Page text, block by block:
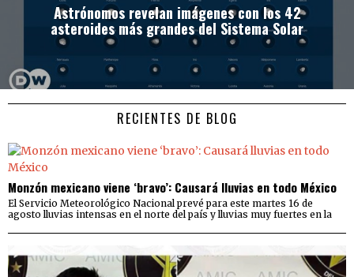
Astrónomos revelan imágenes con los 42
asteroides más grandes del Sistema Solar
RECIENTES DE BLOG
Monzón mexicano viene ‘bravo’: Causará lluvias en todo México
El Servicio Meteorológico Nacional prevé para este martes 16 de
agosto lluvias intensas en el norte del país y lluvias muy fuertes en la